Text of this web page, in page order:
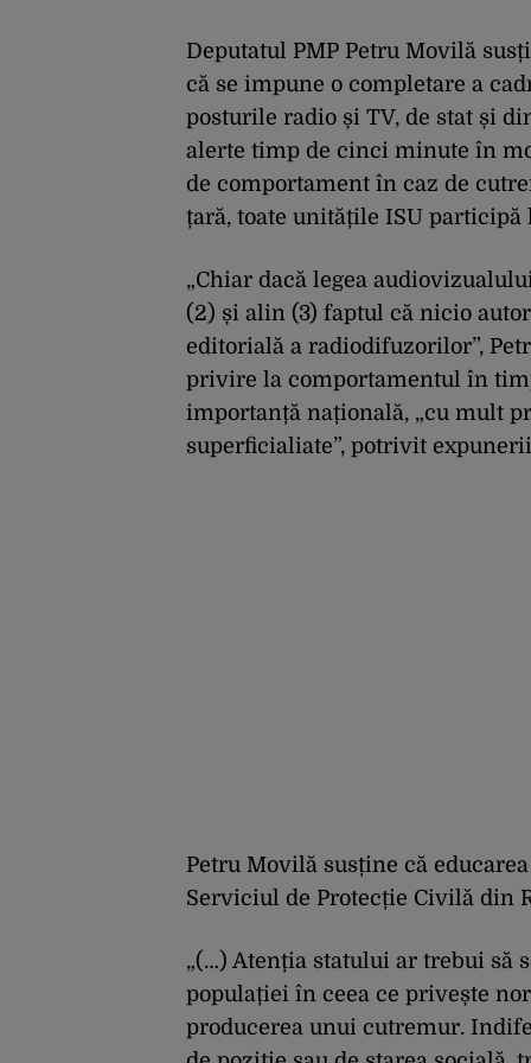
Deputatul PMP Petru Movilă
că se impune o completare a
posturile radio și TV, de stat și
alerte timp de cinci minute în
de comportament în caz de
țară, toate unitățile ISU participă
„Chiar dacă legea
(2) și alin (3) faptul că nicio
editorială a radiodifuzorilor”,
privire la comportamentul în
importanță națională, „cu mult
superficialiate”, potrivit
Petru Movilă susține că
Serviciul de Protecție Civilă din
„(…) Atenția statului ar trebui să
populației în ceea ce privește
producerea unui cutremur.